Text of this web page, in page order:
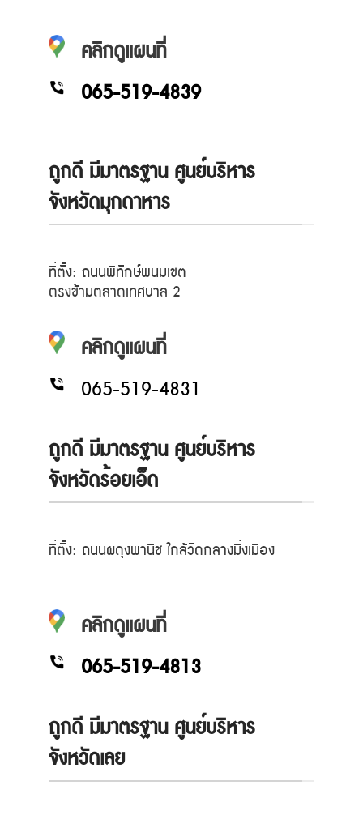
คลิกดูแผนที่
065-519-4839
ถูกดี มีมาตรฐาน ศูนย์บริหาร
จังหวัดมุกดาหาร
ที่ตั้ง: ถนนพิทักษ์พนมเขต
ตรงข้ามตลาดเทศบาล 2
คลิกดูแผนที่
065-519-4831
ถูกดี มีมาตรฐาน ศูนย์บริหาร
จังหวัดร้อยเอ็ด
ที่ตั้ง: ถนนผดุงพานิช ใกล้วัดกลางมิ่งเมือง
คลิกดูแผนที่
065-519-4813
ถูกดี มีมาตรฐาน ศูนย์บริหาร
จังหวัดเลย